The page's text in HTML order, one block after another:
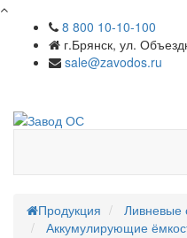
8 800 10-10-100
г.Брянск, ул.
sale@zavodos.ru
Продукция
Ливневые
Аккумулирующие